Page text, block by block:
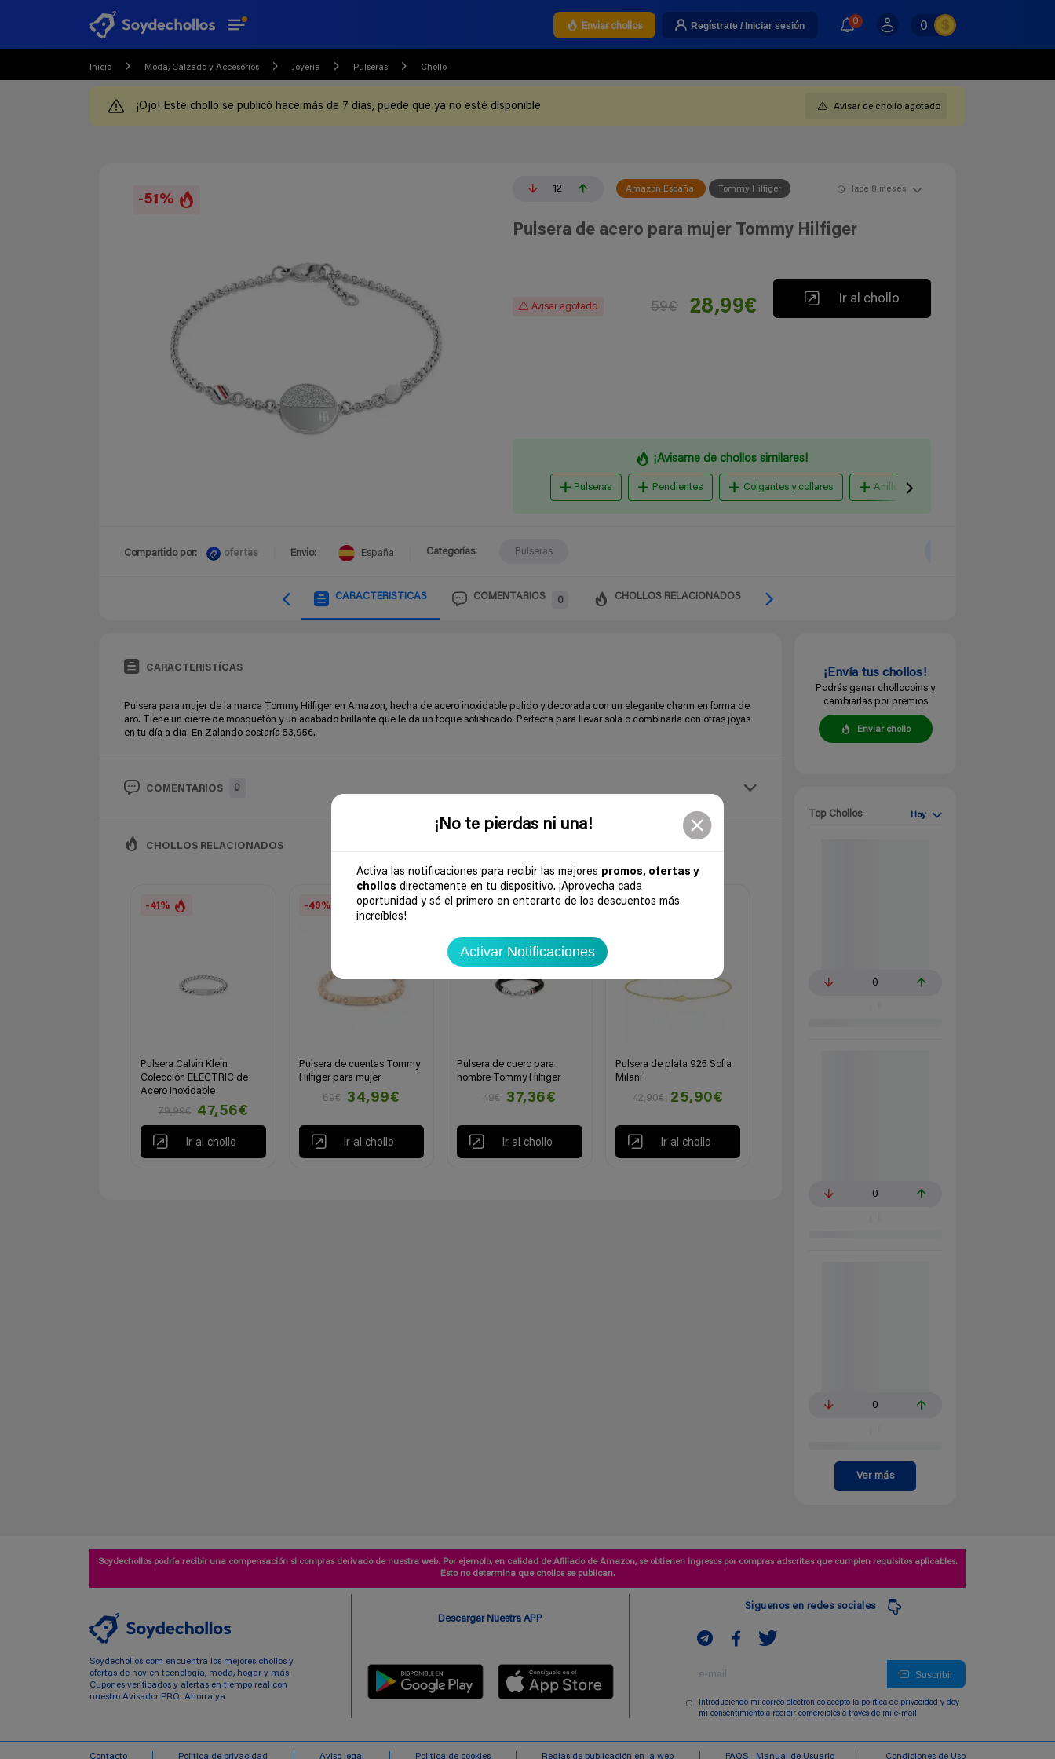
¡No te pierdas ni una!
Activa las notificaciones para recibir las mejores promos, ofertas y
chollos directamente en tu dispositivo. ¡Aprovecha cada
oportunidad y sé el primero en enterarte de los descuentos más
increíbles!
Activar Notificaciones
Enviar chollos Regístrate / Iniciar sesión 0 0
Inicio Moda, Calzado y Accesorios Joyería Pulseras Chollo
¡Ojo! Este chollo se publicó hace más de 7 días, puede que ya no esté disponible Avisar de chollo agotado
-51%
12 Amazon España Tommy Hilfiger Hace 8 meses
Pulsera de acero para mujer Tommy Hilfiger
Avisar agotado 59€ 28,99€ Ir al chollo
¡Avisame de chollos similares!
Pulseras Pendientes Colgantes y collares Anillos y alianzas
Compartido por: ofertas Envio: España Categorías: Pulseras
CARACTERISTICAS COMENTARIOS 0 CHOLLOS RELACIONADOS
CARACTERISTÍCAS
Pulsera para mujer de la marca Tommy Hilfiger en Amazon, hecha de acero inoxidable pulido y decorada con un elegante charm en forma de
aro. Tiene un cierre de mosquetón y un acabado brillante que le da un toque sofisticado. Perfecta para llevar sola o combinarla con otras joyas
en tu día a día. En Zalando costaría 53,95€.
COMENTARIOS 0
CHOLLOS RELACIONADOS
-41%
Pulsera Calvin Klein
Colección ELECTRIC de
Acero Inoxidable
79,99€
47,56€
Ir al chollo
-49%
Pulsera de cuentas Tommy
Hilfiger para mujer
69€
34,99€
Ir al chollo
-24%
Pulsera de cuero para
hombre Tommy Hilfiger
49€
37,36€
Ir al chollo
-40%
Pulsera de plata 925 Sofia
Milani
42,90€
25,90€
Ir al chollo
¡Envía tus chollos!
Podrás ganar chollocoins y
cambiarlas por premios
Enviar chollo
Top Chollos Hoy
0
0
0
Ver más
Soydechollos podría recibir una compensación si compras derivado de nuestra web. Por ejemplo, en calidad de Afiliado de Amazon, se obtienen ingresos por compras adscritas que cumplen requisitos aplicables.
Esto no determina que chollos se publican.
Soydechollos.com encuentra los mejores chollos y
ofertas de hoy en tecnología, moda, hogar y más.
Cupones verificados y alertas en tiempo real con
nuestro Avisador PRO. Ahorra ya
Descargar Nuestra APP
Siguenos en redes sociales
Suscribir
Introduciendo mi correo electronico acepto la politica de privacidad y doy
mi consentimiento a recibir comerciales a traves de mi e-mail
Contacto Politica de privacidad Aviso legal Politica de cookies Reglas de publicación en la web FAQS - Manual de Usuario Condiciones de Uso